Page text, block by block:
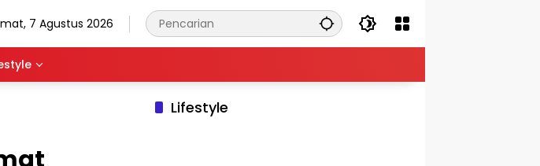
7 Agustus 2026
Lifestyle